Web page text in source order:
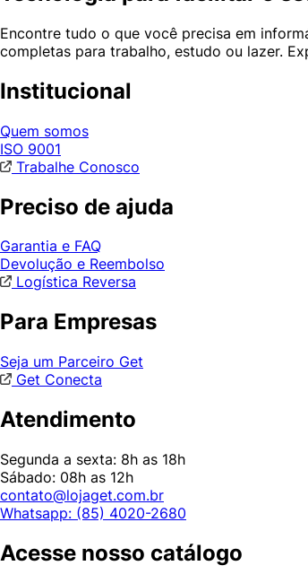
Encontre tudo o que você precisa em
completas para trabalho, estudo ou lazer.
Institucional
Quem somos
ISO 9001
Trabalhe Conosco
Preciso de ajuda
Garantia e FAQ
Devolução e Reembolso
Logística Reversa
Para Empresas
Seja um Parceiro Get
Get Conecta
Atendimento
Segunda a sexta: 8h as 18h
Sábado: 08h as 12h
contato@lojaget.com.br
Whatsapp: (85) 4020-2680
Acesse nosso catálogo